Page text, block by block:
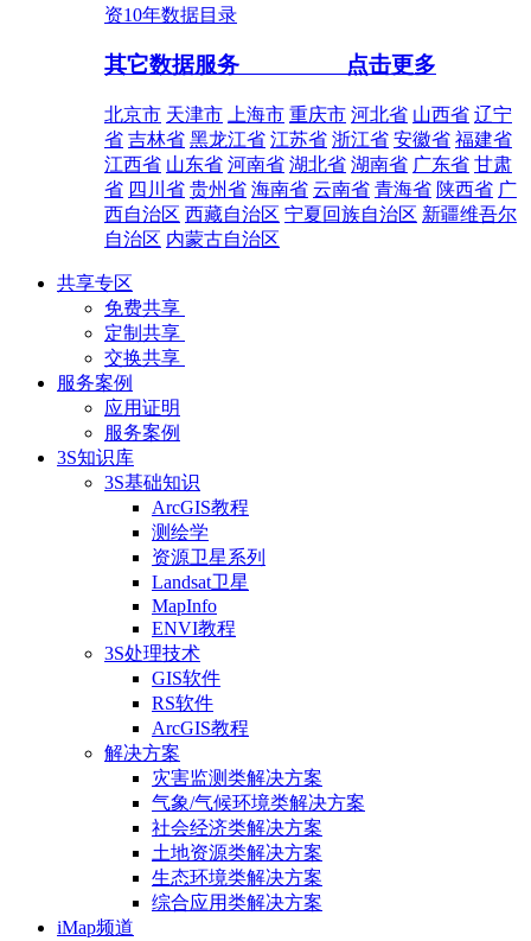
资10年数据目录
其它数据服务 点击更多
北京市 天津市 上海市 重庆市 河北省 山西省 辽宁
省 吉林省 黑龙江省 江苏省 浙江省 安徽省 福建省
江西省 山东省 河南省 湖北省 湖南省 广东省 甘肃
省 四川省 贵州省 海南省 云南省 青海省 陕西省 广
西自治区 西藏自治区 宁夏回族自治区 新疆维吾尔
自治区 内蒙古自治区
共享专区
免费共享
定制共享
交换共享
服务案例
应用证明
服务案例
3S知识库
3S基础知识
ArcGIS教程
测绘学
资源卫星系列
Landsat卫星
MapInfo
ENVI教程
3S处理技术
GIS软件
RS软件
ArcGIS教程
解决方案
灾害监测类解决方案
气象/气候环境类解决方案
社会经济类解决方案
土地资源类解决方案
生态环境类解决方案
综合应用类解决方案
iMap频道